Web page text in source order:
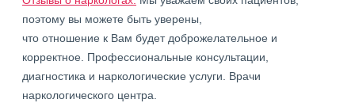
поэтому вы можете быть уверены,
что отношение к Вам будет доброжелательное и
корректное. Профессиональные консультации,
диагностика и наркологические услуги. Врачи
наркологического центра.